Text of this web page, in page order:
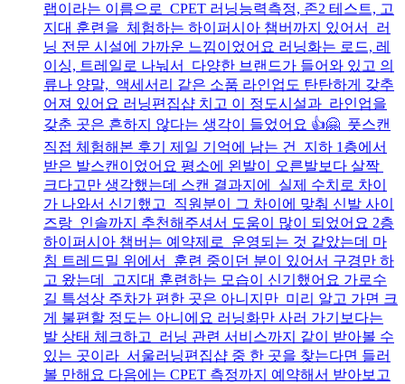
랩이라는 이름으로 CPET 러닝능력측정, 존2 테스트, 고
지대 훈련을 체험하는 하이퍼시아 챔버까지 있어서 러
닝 전문 시설에 가까운 느낌이었어요 러닝화는 로드, 레
이싱, 트레일로 나눠서 다양한 브랜드가 들어와 있고 의
류나 양말, 액세서리 같은 소품 라인업도 탄탄하게 갖추
어져 있어요 러닝편집샵 치고 이 정도시설과 라인업을
갖춘 곳은 흔하지 않다는 생각이 들었어요 👍🤗 풋스캔
직접 체험해본 후기 제일 기억에 남는 건 지하 1층에서
받은 발스캔이었어요 평소에 왼발이 오른발보다 살짝
크다고만 생각했는데 스캔 결과지에 실제 수치로 차이
가 나와서 신기했고 직원분이 그 차이에 맞춰 신발 사이
즈랑 인솔까지 추천해주셔서 도움이 많이 되었어요 2층
하이퍼시아 챔버는 예약제로 운영되는 것 같았는데 마
침 트레드밀 위에서 훈련 중이던 분이 있어서 구경만 하
고 왔는데 고지대 훈련하는 모습이 신기했어요 가로수
길 특성상 주차가 편한 곳은 아니지만 미리 알고 가면 크
게 불편할 정도는 아니에요 러닝화만 사러 가기보다는
발 상태 체크하고 러닝 관련 서비스까지 같이 받아볼 수
있는 곳이라 서울러닝편집샵 중 한 곳을 찾는다면 들러
볼 만해요 다음에는 CPET 측정까지 예약해서 받아보고